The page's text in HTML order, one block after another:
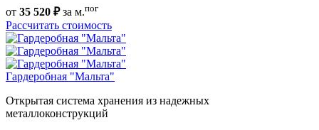
от 35 520 ₽за м.пог
Рассчитать стоимость
Гардеробная "Мальта"
Открытая система хранения из надежных
металлоконструкций